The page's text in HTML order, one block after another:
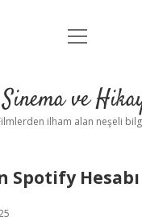
Gizlilik Politikası
Yasal Uyarı
menüyü
Sinema ve
ilham alan neşeli
Spotify Hesabı